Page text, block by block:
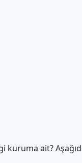
kuruma ait?